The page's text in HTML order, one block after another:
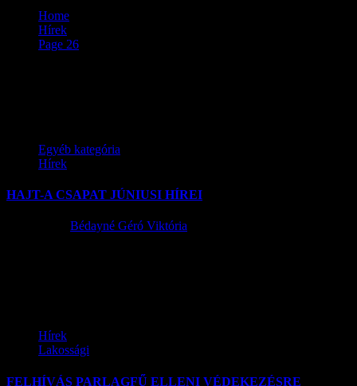
Home
Hírek
Page 26
Egyéb kategória
Hírek
HAJT-A CSAPAT JÚNIUSI HÍREI
Bédayné Géró Viktória
Hírek
Lakossági
FELHÍVÁS PARLAGFŰ ELLENI VÉDEKEZÉSRE